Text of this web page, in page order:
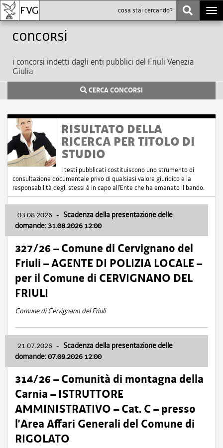
Concorsi
i concorsi indetti dagli enti pubblici del Friuli Venezia
Giulia
CERCA CONCORSI
RISULTATO DELLA
RICERCA PER TITOLO DI
STUDIO
I testi pubblicati costituiscono uno strumento di
consultazione documentale privo di qualsiasi valore giuridico e la
responsabilità degli stessi è in capo all'Ente che ha emanato il bando.
03.08.2026 - Scadenza della presentazione delle
domande: 31.08.2026 12:00
327/26 – Comune di Cervignano del
Friuli – AGENTE DI POLIZIA LOCALE –
per il Comune di CERVIGNANO DEL
FRIULI
Comune di Cervignano del Friuli
21.07.2026 - Scadenza della presentazione delle
domande: 07.09.2026 12:00
314/26 – Comunità di montagna della
Carnia – ISTRUTTORE
AMMINISTRATIVO – Cat. C – presso
l’Area Affari Generali del Comune di
RIGOLATO